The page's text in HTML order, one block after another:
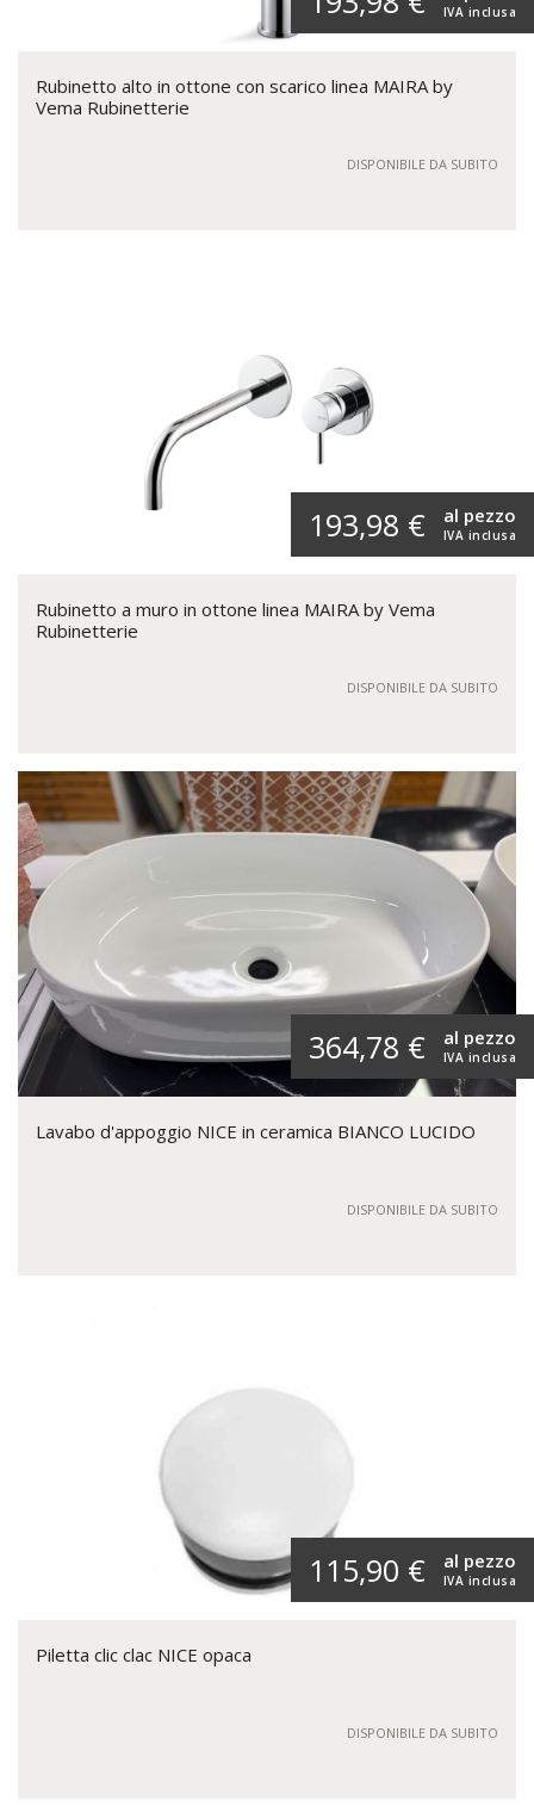
IVA inclusa
Rubinetto alto in ottone con scarico linea MAIRA by
Vema Rubinetterie
DISPONIBILE DA SUBITO
193,98 € IVA inclusa
al pezzo
Rubinetto a muro in ottone linea MAIRA by Vema
Rubinetterie
DISPONIBILE DA SUBITO
364,78 € IVA inclusa
al pezzo
Lavabo d'appoggio NICE in ceramica BIANCO LUCIDO
DISPONIBILE DA SUBITO
115,90 € IVA inclusa
al pezzo
Piletta clic clac NICE opaca
DISPONIBILE DA SUBITO